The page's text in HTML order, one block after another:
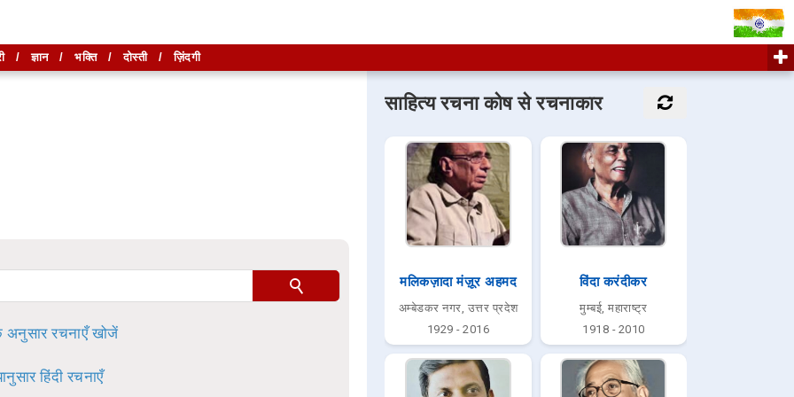
अनुसार रचनाएँ खोजें
हिंदी रचनाएँ
साहित्य रचना कोष से रचनाकार
मलिकज़ादा मंज़ूर अहमद
अम्बेडकर नगर, उत्तर प्रदेश
1929 - 2016
विंदा करंदीकर
मुम्बई, महाराष्ट्र
1918 - 2010
खोजें
/ज्ञान/ भक्ति/दोस्ती/ज़िंदगी
है।